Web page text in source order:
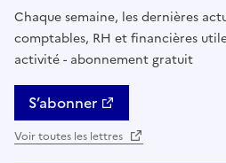
Chaque semaine, les dernières
comptables, RH et financières
activité - abonnement gratuit
S’abonner
Voir toutes les lettres